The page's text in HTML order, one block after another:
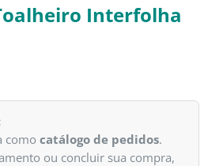
Interfolha
como catálogo de pedidos.
ou concluir sua compra,